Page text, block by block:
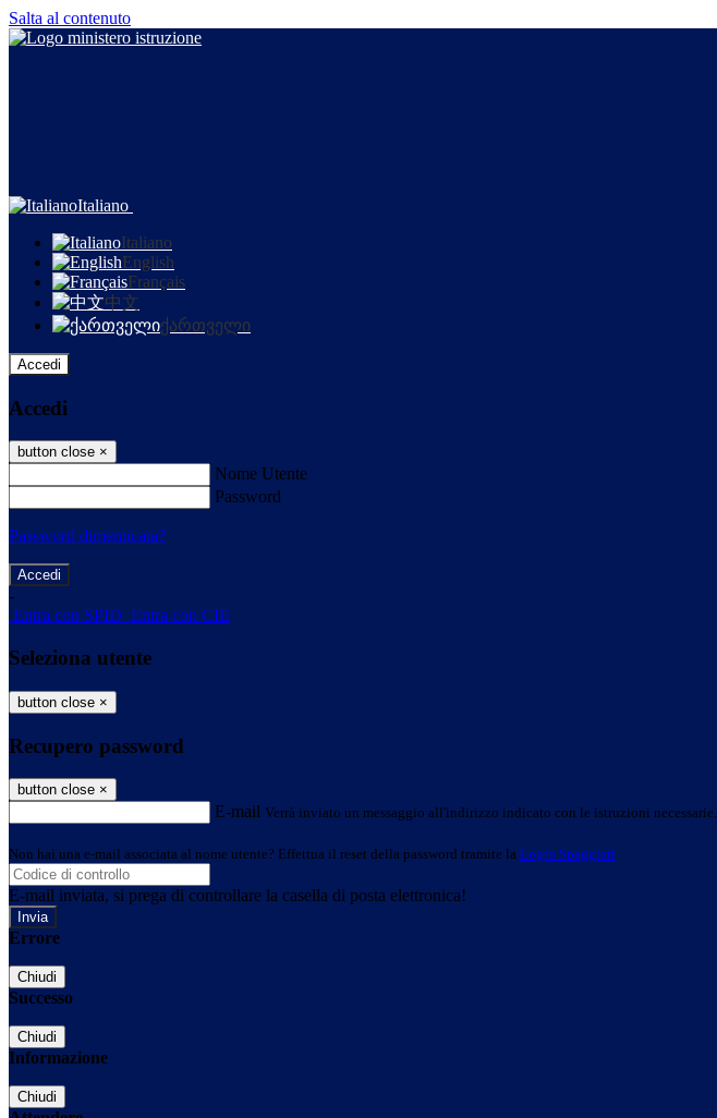
Salta al contenuto
Italiano
Italiano
English
Français
中文
ქართველი
Accedi
Accedi
button close ×
Nome Utente
Password
Password dimenticata?
-
Entra con SPID Entra con CIE
Seleziona utente
button close ×
Recupero password
button close ×
E-mail Verrà inviato un messaggio all'indirizzo indicato con le istruzioni necessarie.
Non hai una e-mail associata al nome utente? Effettua il reset della password tramite la Login Spaggiari
E-mail inviata, si prega di controllare la casella di posta elettronica!
Errore
Chiudi
Successo
Chiudi
Informazione
Chiudi